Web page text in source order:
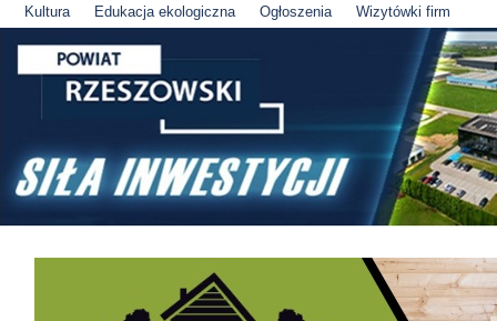
Kultura
Edukacja ekologiczna Ogłoszenia Wizytówki firm